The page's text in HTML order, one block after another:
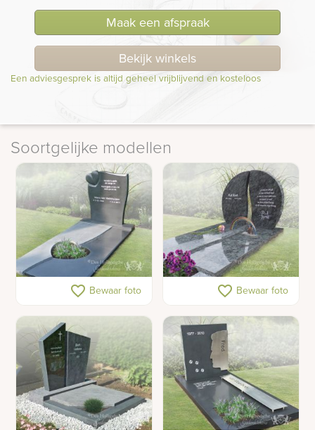
Maak een afspraak
Bekijk winkels
Een adviesgesprek is altijd geheel vrijblijvend en kosteloos
Soortgelijke modellen
Natuurstenen
gedenkteken met hart
favorite_border Bewaar foto
Gepolijst grafmonument
met ruwe rand
favorite_border Bewaar foto